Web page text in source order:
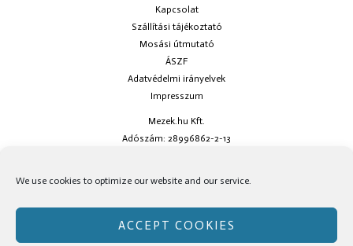
We use cookies to optimize our website and our service.
ACCEPT COOKIES
Kapcsolat
Szállítási tájékoztató
Mosási útmutató
ÁSZF
Adatvédelmi irányelvek
Impresszum
Mezek.hu Kft.
Adószám: 28996862-2-13
social oldalainkon!